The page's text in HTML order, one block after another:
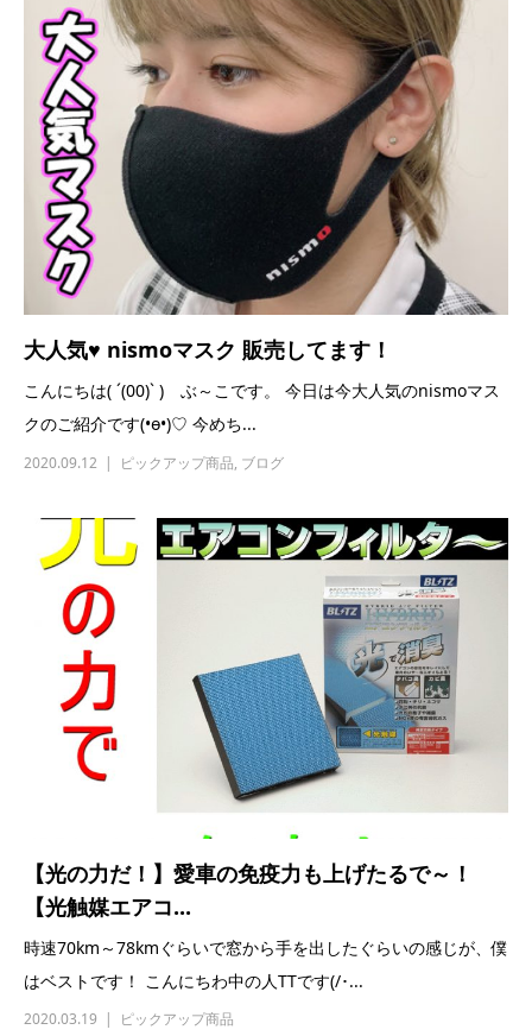
大人気♥ nismoマスク 販売してます！
こんにちは( ´(00)ˋ ) ぶ～こです。 今日は今大人気のnismoマス
クのご紹介です(•ө•)♡ 今めち...
2020.09.12 ピックアップ商品, ブログ
【光の力だ！】愛車の免疫力も上げたるで～！
【光触媒エアコ...
時速70km～78kmぐらいで窓から手を出したぐらいの感じが、僕
はベストです！ こんにちわ中の人TTです(/･...
2020.03.19 ピックアップ商品